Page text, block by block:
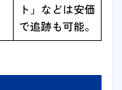
ト」などは安価
で追跡も可能。